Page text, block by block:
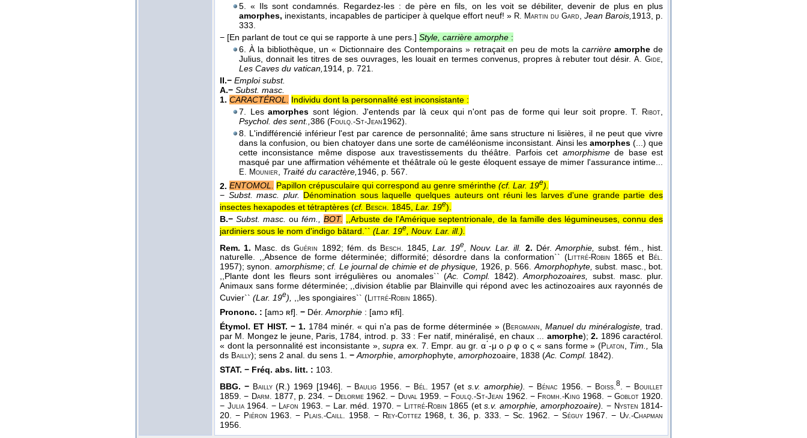
5. « Ils sont condamnés. Regardez-les : de père en fils, on les voit se débiliter, devenir de plus en plus
amorphes, inexistants, incapables de participer à quelque effort neuf! » R. Martin du Gard Jean Barois, 1913 , p.
333.
− [En parlant de tout ce qui se rapporte à une pers.] Style, carrière amorphe :
6. À la bibliothèque, un « Dictionnaire des Contemporains » retraçait en peu de mots la carrière amorphede
Julius, donnait les titres de ses ouvrages, les louait en termes convenus, propres à rebuter tout désir.A. Gide
Les Caves du vatican, 1914 , p. 721.
II.− Emploi subst.
A.− Subst. masc.
1. CARACTÉROL.
Individu dont la personnalité est inconsistante :
7. Lesamorphes sont légion. J'entends par là ceux qui n'ont pas de forme qui leur soit propre.T. Ribot
Psychol. des sent., 386 (Foulq.-St-Jean1962).
8. L'indifférencié inférieur l'est par carence de personnalité; âme sans structure ni lisières, il ne peut que vivre
dans la confusion, ou bien chatoyer dans une sorte de caméléonisme inconsistant. Ainsi les amorphes(...) que
cette inconsistance même dispose aux travestissements du théâtre. Parfois cet amorphismede base est
masqué par une affirmation véhémente et théâtrale où le geste éloquent essaye de mimer l'assurance intime...
E. Mounier Traité du caractère, 1946 , p. 567.
2. ENTOMOL. Papillon crépusculaire qui correspond au genre smérinthe (cf. Lar. 19e).
− Subst. masc. plur. Dénomination sous laquelle quelques auteurs ont réuni les larves d'une grande partie des
insectes hexapodes et tétraptères (cf. Besch. 1845, Lar. 19e).
B.− Subst. masc. ou fém., BOT.
,,Arbuste de l'Amérique septentrionale, de la famille des légumineuses, connu des
jardiniers sous le nom d'indigo bâtard.`` (Lar. 19e , Nouv. Lar. ill. ).
Rem. 1. Masc. dsGuérin 1892; fém. ds Besch. 1845,Lar. 19e , Nouv. Lar. ill. 2. Dér. Amorphie,
subst. fém., hist.
naturelle. ,,Absence de forme déterminée; difformité; désordre dans la conformation`` (Littré-Robin 1865 et Bél.
1957); synon. amorphisme;cf. Le journal de chimie et de physique, 1926, p. 566.Amorphophyte, subst. masc., bot.
,,Plante dont les fleurs sont irrégulières ou anomales`` (Ac. Compl. 1842).Amorphozoaires, subst. masc. plur.
Animaux sans forme déterminée; ,,division établie par Blainville qui répond avec les actinozoaires aux rayonnés de
Cuvier`` (Lar. 19e), ,,les spongiaires`` (Littré-Robin 1865).
Prononc. : [amɔ ʀf]. − Dér. Amorphie : [amɔ ʀfi].
Étymol. ET HIST. − 1. 1784 minér. « qui n'a pas de forme déterminée » (Bergmann Manuel du minéralogiste, trad.
par M. Mongez le jeune, Paris, 1784, introd. p. 33 : Fer natif, minéralisé, en chaux ... amorphe);2. 1896 caractérol.
« dont la personnalité est inconsistante »,supra ex. 7. Empr. au gr. α ́-μ ο ρ φ ο ς « sans forme » (Platon Tim.,
5la
ds Bailly); sens 2 anal. du sens 1. − Amorphie, amorphophyte, amorphozoaire, 1838 (Ac. Compl. 1842).
STAT. − Fréq. abs. litt. : 103.
BBG. − Bailly(R.) 1969 [1946]. − Baulig 1956. − Bél. 1957 (et s.v. amorphie). − Bénac 1956. − Boiss. 8. − Bouillet
1859. − Darm. 1877, p. 234. − Delorme1962. − Duval 1959. − Foulq.-St-Jean 1962. − Fromh.-King 1968. − Goblot1920.
− Julia1964. − Lafon 1963. − Lar. méd. 1970. − Littré-Robin 1865 (ets.v. amorphie, amorphozoaire). − Nysten 1814-
20. − Piéron 1963. − Plais.-Caill. 1958. − Rey-Cottez 1968, t. 36, p. 333. − Sc. 1962. − Séguy1967. − Uv.-Chapman
1956.